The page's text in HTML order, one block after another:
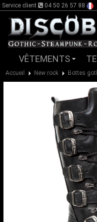
Service client 04 50 26 57 88
VÊTEMENTS
Accueil New rock Bottes